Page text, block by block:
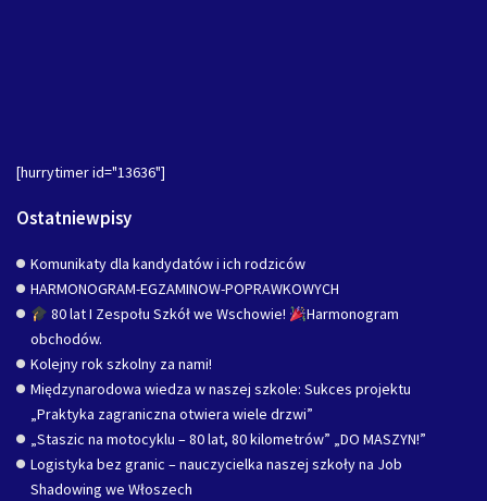
[hurrytimer id="13636"]
Ostatniewpisy
Komunikaty dla kandydatów i ich rodziców
HARMONOGRAM-EGZAMINOW-POPRAWKOWYCH
80 lat I Zespołu Szkół we Wschowie!
Harmonogram
obchodów.
Kolejny rok szkolny za nami!
Międzynarodowa wiedza w naszej szkole: Sukces projektu
„Praktyka zagraniczna otwiera wiele drzwi”
„Staszic na motocyklu – 80 lat, 80 kilometrów” „DO MASZYN!”
Logistyka bez granic – nauczycielka naszej szkoły na Job
Shadowing we Włoszech